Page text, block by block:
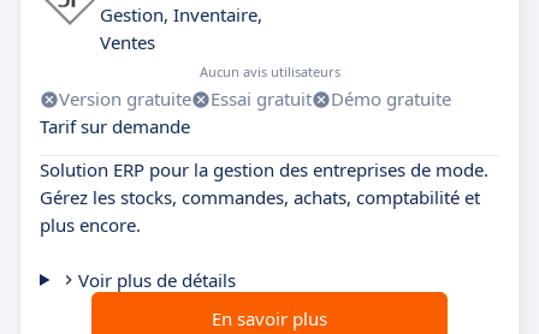
Gestion, Inventaire,
Ventes
Aucun avis utilisateurs
Version gratuite Essai gratuit
Démo gratuite
Tarif sur demande
Solution ERP pour la gestion des entreprises de mode.
Gérez les stocks, commandes, achats, comptabilité et
plus encore.
Voir plus de détails
En savoir plus